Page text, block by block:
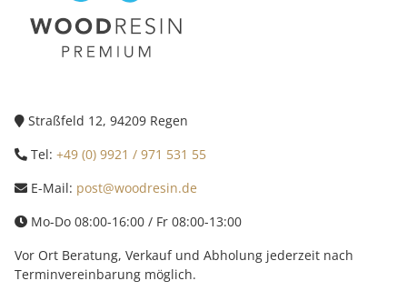
Straßfeld 12, 94209 Regen
Tel: +49 (0) 9921 / 971 531 55
E-Mail: post@woodresin.de
Mo-Do 08:00-16:00 / Fr 08:00-13:00
Vor Ort Beratung, Verkauf und Abholung jederzeit nach
Terminvereinbarung möglich.